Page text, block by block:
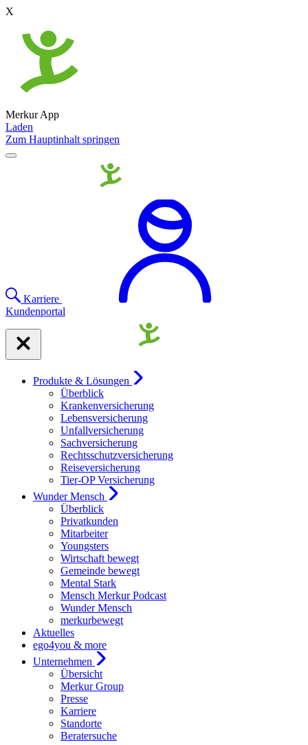
X
Merkur App
Laden
Zum Hauptinhalt springen
Karriere
Kundenportal
Produkte & Lösungen
Überblick
Krankenversicherung
Lebensversicherung
Unfallversicherung
Sachversicherung
Rechtsschutzversicherung
Reiseversicherung
Tier-OP Versicherung
Wunder Mensch
Überblick
Privatkunden
Mitarbeiter
Youngsters
Wirtschaft bewegt
Gemeinde bewegt
Mental Stark
Mensch Merkur Podcast
Wunder Mensch
merkurbewegt
Aktuelles
ego4you & more
Unternehmen
Übersicht
Merkur Group
Presse
Karriere
Standorte
Beratersuche